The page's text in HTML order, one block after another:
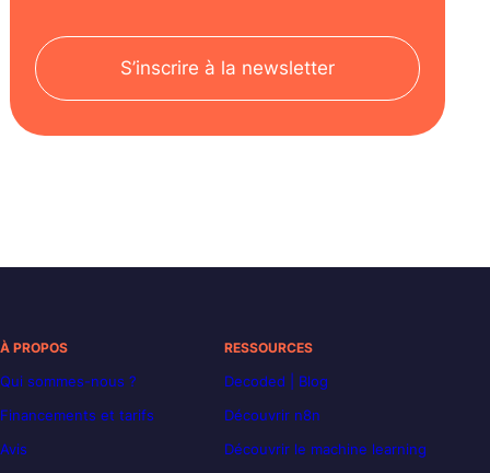
S’inscrire à la newsletter
À PROPOS
Qui sommes-nous ?
Financements et tarifs
Avis
RESSOURCES
Decoded | Blog
Découvrir n8n
Découvrir le machine learning